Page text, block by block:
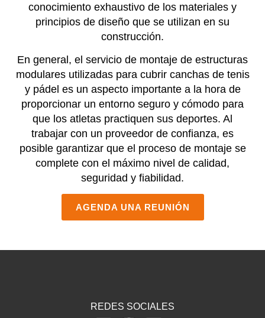
conocimiento exhaustivo de los materiales y
principios de diseño que se utilizan en su
construcción.
En general, el servicio de montaje de estructuras
modulares utilizadas para cubrir canchas de tenis
y pádel es un aspecto importante a la hora de
proporcionar un entorno seguro y cómodo para
que los atletas practiquen sus deportes. Al
trabajar con un proveedor de confianza, es
posible garantizar que el proceso de montaje se
complete con el máximo nivel de calidad,
seguridad y fiabilidad.
AGENDA UNA REUNIÓN
REDES SOCIALES